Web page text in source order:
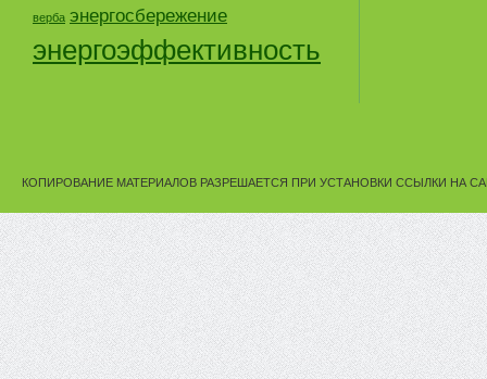
верба энергосбережение
энергоэффективность
КОПИРОВАНИЕ МАТЕРИАЛОВ РАЗРЕШАЕТСЯ ПРИ УСТАНОВКИ ССЫЛКИ НА САЙТ